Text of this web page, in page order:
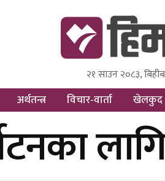
Himal Press
Dot NewsyNepal Media
२१ साउन २०८३,
अर्थतन्त्र विचार-वार्ता खेलकुद
लागि